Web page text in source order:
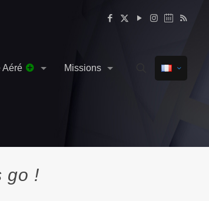
Aéré Missions
go !